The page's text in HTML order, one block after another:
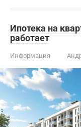
Ипотека на
работает
Информация